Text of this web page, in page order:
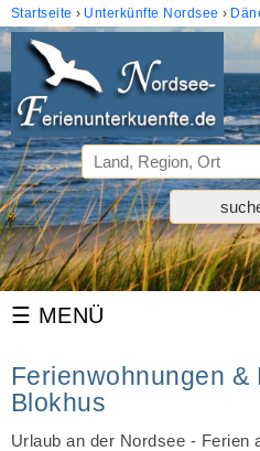
Startseite Unterkünfte Nordsee
Ferienwohnungen
Blokhus
Urlaub an der Nordsee - Ferien